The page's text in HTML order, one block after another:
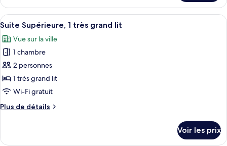
plusieurs
lits
le
type
de
Chambre
Confort,
plusieurs
lits
Afficher
toutes
les
photos
pour
ce
type
chambre :
Une chambre d’hôtel avec un
6
Suite Supérieure, 1 très grand lit
Vue sur la ville
1 chambre
2 personnes
1 très grand lit
Wi-Fi gratuit
Plus de détails
Plus
le
Voir les prix